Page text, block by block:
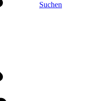
Suchen